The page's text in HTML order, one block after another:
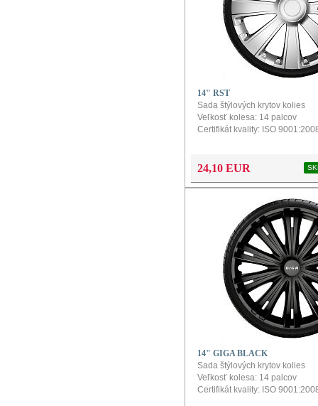
14" RST
Sada štýlových krytov kolies
Veľkosť kolesa: 14 palcov
Certifikát kvality: ISO
Povrch: hladký
Konfigurátor a návod na
24,10 EUR
14" GIGA BLACK
Sada štýlových krytov kolies
Veľkosť kolesa: 14 palcov
Certifikát kvality: ISO